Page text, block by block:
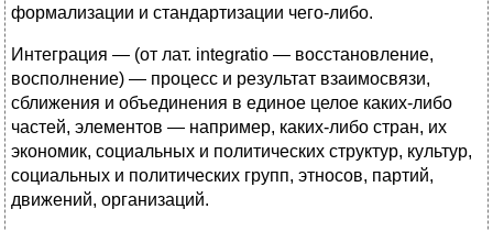
формализации и стандартизации чего-либо.
Интеграция — (от лат. integratio — восстановление,
восполнение) — процесс и результат взаимосвязи,
сближения и объединения в единое целое каких-либо
частей, элементов — например, каких-либо стран, их
экономик, социальных и политических структур, культур,
социальных и политических групп, этносов, партий,
движений, организаций.